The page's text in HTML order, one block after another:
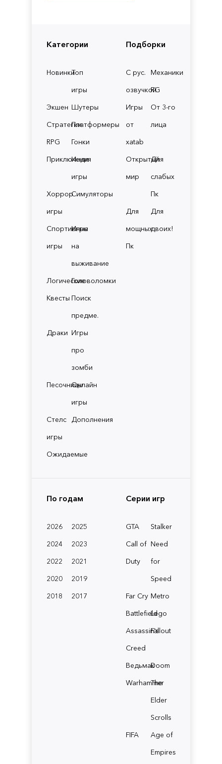
Категории
НовинкиТоп
игры
Экшен Шутеры
СтратегииПлатформеры
RPG
Гонки
Приключения
Инди
игры
Хоррор
игры
Симуляторы
Спортивные
игры
Игры
на
выживание
ЛогическиеГоловоломки
Квесты Поиск
предме.
Драки Игры
про
зомби
ПесочницыОнлайн
игры
Стелс
игры
Дополнения
Ожидаемые
Подборки
С рус.
озвучкой
Механики
RG
Игры
от
xatab
От 3-го
лица
Открытый
мир
Для
слабых
Пк
Для
мощных
Пк
Для
двоих!
По годам
2026
2025
2024
2023
2022
2021
2020
2019
2018
2017
Серии игр
GTA
Stalker
Call of
Duty
Need
for
Speed
Far Cry Metro
BattlefieldLego
Assassin's
Creed
Fallout
ВедьмакDoom
Warhammer
The
Elder
Scrolls
FIFA
Age of
Empires